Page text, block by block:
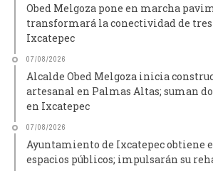
Obed Melgoza pone en marcha
transformará la conectividad de
Ixcatepec
07/08/2026
Alcalde Obed Melgoza inicia
artesanal en Palmas Altas; suman
en Ixcatepec
07/08/2026
Ayuntamiento de Ixcatepec obtiene
espacios públicos; impulsarán su